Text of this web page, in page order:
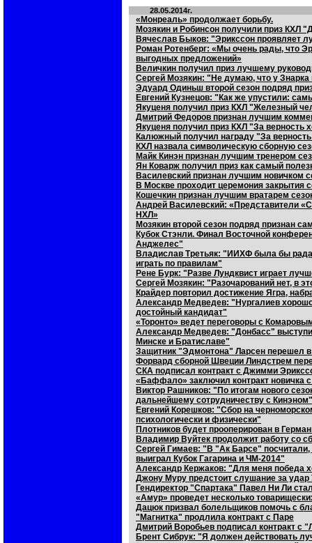
28.05.2014г.
«Монреаль» продолжает борьбу.
Мозякин и Робинсон получили приз КХЛ
Вячеслав Быков: "Эрикссон проявляет
Роман Ротенберг: «Мы очень рады, что
выгодных предложений»
Величкин получил приз лучшему
Сергей Мозякин: "Не думаю, что у
Эдуард Одиньш второй сезон подряд
Евгений Кузнецов: "Как же упустили:
Якуценя получил приз КХЛ "Железный
Дмитрий Федоров признан лучшим
Якуценя получил приз КХЛ "За верность
Калюжный получил награду "За
КХЛ назвала символическую сборную
Майк Кинэн признан лучшим тренером
Ян Коварж получил приз как самый
Василевский признан лучшим новичком
В Москве проходит церемония закрытия
Кошечкин признан лучшим вратарем
Андрей Василевский: «Представители
НХЛ»
Мозякин второй сезон подряд признан
Кубок Стэнли. Финал Восточной
Анджелес"
Владислав Третьяк: "ИИХФ была бы
играть по правилам"
Рене Бурк: "Разве Лундквист играет
Сергей Мозякин: "Разочарований нет, в
Крайдер повторил достижение Ягра,
Александр Медведев: "Нургалиев
достойный кандидат"
«Торонто» ведет переговоры с
Александр Медведев: "Донбасс"
Минске и Братиславе"
Защитник "Эдмонтона" Ларсен перешел
Форвард сборной Швеции Линдстрем
СКА подписал контракт с Джимми
«Баффало» заключил контракт новичка
Виктор Рашников: "По итогам нового
дальнейшему сотрудничеству с Кинэном"
Евгений Корешков: "Сбор на
психологически и физически"
Плотников будет прооперирован в
Владимир Вуйтек продолжит работу со
Сергей Гимаев: "В "Ак Барсе" посчитали,
выиграл Кубок Гагарина и ЧМ-2014"
Александр Кержаков: "Для меня победа
Джону Муру предстоит слушание за удар
Гендиректор "Спартака" Павел Ни Ли
«Амур» проведет несколько
Дацюк призвал болельщиков помочь с
"Магнитка" продлила контракт с Паре
Дмитрий Воробьев подписал контракт с
Брент Сибрук: "Я должен действовать